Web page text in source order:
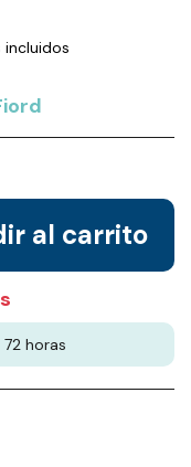
al carrito
horas
incluidos en tu lista